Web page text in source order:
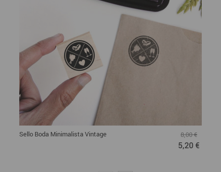
Sello Boda Minimalista Vintage 8,00 €
5,20 €